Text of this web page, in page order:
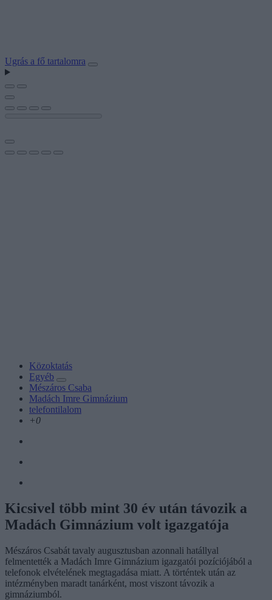
Ugrás a fő tartalomra
Közoktatás
Egyéb
Mészáros Csaba
Madách Imre Gimnázium
telefontilalom
+0
Kicsivel több mint 30 év után távozik a
Madách Gimnázium volt igazgatója
Mészáros Csabát tavaly augusztusban azonnali hatállyal
felmentették a Madách Imre Gimnázium igazgatói pozíciójából a
telefonok elvételének megtagadása miatt. A történtek után az
intézményben maradt tanárként, most viszont távozik a
gimnáziumból.